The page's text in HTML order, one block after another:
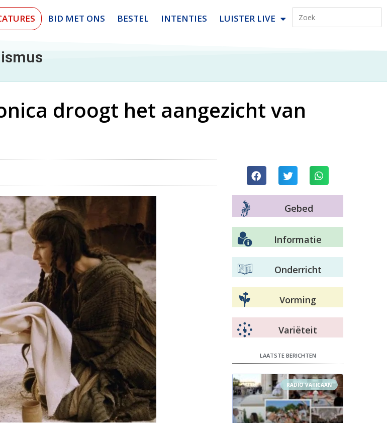
BID MET ONS BESTEL INTENTIES LUISTER LIVE
droogt het aangezicht van
Gebed
Informatie
Onderricht
Vorming
Variëteit
LAATSTE BERICHTEN
RADIO VATICAAN